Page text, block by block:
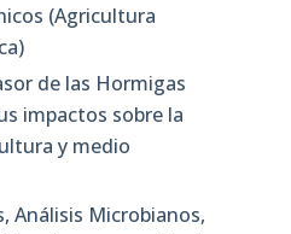
(Agricultura
de las Hormigas
impactos sobre la
y medio
Análisis Microbianos,